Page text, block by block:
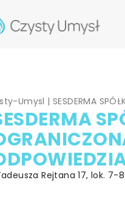
Umysl |SESDERMA
Rejtana 17, lok.